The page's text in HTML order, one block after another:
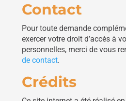
Contact
Pour toute demande
exercer votre droit d’accès à
personnelles, merci de vous
de contact.
Crédits